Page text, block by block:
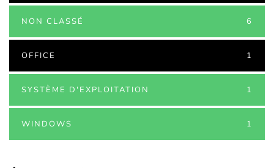
NON CLASSÉ 6
OFFICE 1
SYSTÈME D'EXPLOITATION 1
WINDOWS 1